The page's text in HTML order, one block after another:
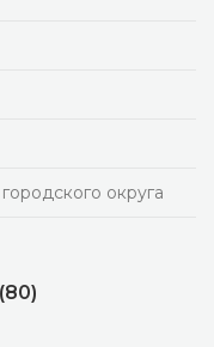
округа